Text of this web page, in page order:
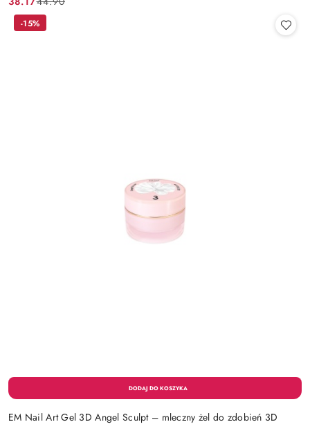
Cena
promocyjna:
Cena
przed
EM Nail Art Gel 3D Angel Sculpt – mleczny żel do zdobień 3D
-15%